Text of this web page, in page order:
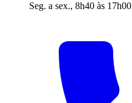
Seg. a sex., 8h40 às 17h00